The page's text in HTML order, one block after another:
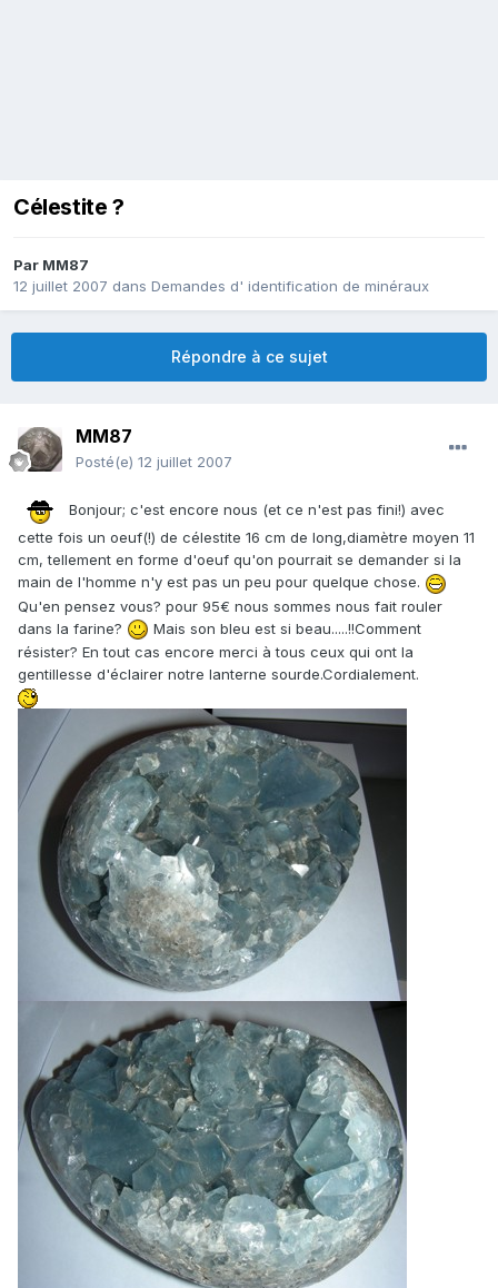
Célestite ?
Par MM87
12 juillet 2007 dans Demandes d' identification de minéraux
Répondre à ce sujet
MM87
Posté(e) 12 juillet 2007
Bonjour; c'est encore nous (et ce n'est pas fini!) avec
cette fois un oeuf(!) de célestite 16 cm de long,diamètre moyen 11
cm, tellement en forme d'oeuf qu'on pourrait se demander si la
main de l'homme n'y est pas un peu pour quelque chose.
Qu'en pensez vous? pour 95€ nous sommes nous fait rouler
dans la farine?
Mais son bleu est si beau.....!!Comment
résister? En tout cas encore merci à tous ceux qui ont la
gentillesse d'éclairer notre lanterne sourde.Cordialement.